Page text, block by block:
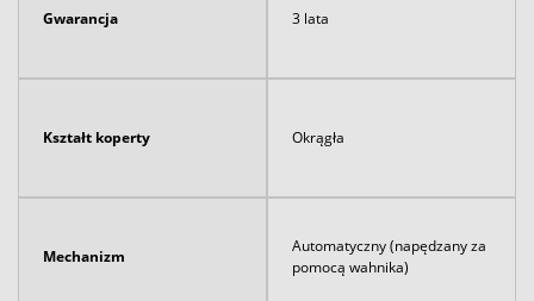
Gwarancja 3 lata
Kształt koperty Okrągła
Mechanizm
Automatyczny (napędzany za
pomocą wahnika)